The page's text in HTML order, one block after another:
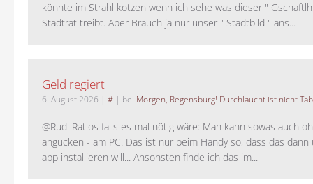
könnte im Strahl kotzen wenn ich sehe was dieser "
Stadtrat treibt. Aber Brauch ja nur unser " Stadtbild " ans...
Geld regiert
6. August 2026 | # | bei Morgen, Regensburg! Durchlaucht ist nicht
@Rudi Ratlos falls es mal nötig wäre: Man kann sowas auch
angucken - am PC. Das ist nur beim Handy so, dass das
app installieren will... Ansonsten finde ich das im...